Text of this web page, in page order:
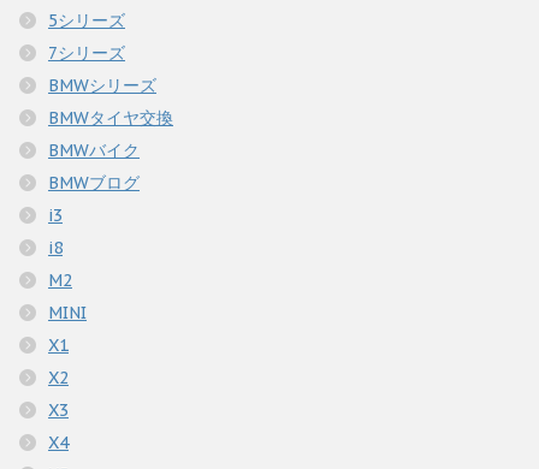
5シリーズ
7シリーズ
BMWシリーズ
BMWタイヤ交換
BMWバイク
BMWブログ
i3
i8
M2
MINI
X1
X2
X3
X4